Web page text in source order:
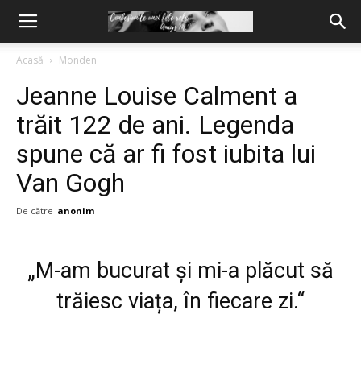
Acasă Monden
Jeanne Louise Calment a
trăit 122 de ani. Legenda
spune că ar fi fost iubita lui
Van Gogh
De către anonim
„M-am bucurat și mi-a plăcut să
trăiesc viața, în fiecare zi.“